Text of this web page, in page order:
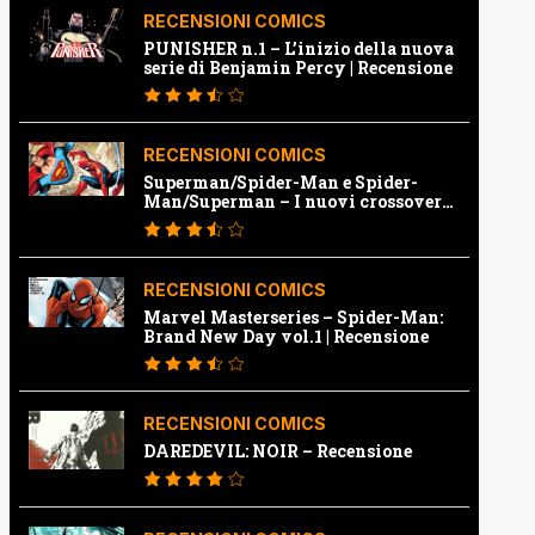
RECENSIONI COMICS
PUNISHER n.1 – L’inizio della nuova
serie di Benjamin Percy | Recensione
RECENSIONI COMICS
Superman/Spider-Man e Spider-
Man/Superman – I nuovi crossover
Marvel e Dc | Recensione
RECENSIONI COMICS
Marvel Masterseries – Spider-Man:
Brand New Day vol.1 | Recensione
RECENSIONI COMICS
DAREDEVIL: NOIR – Recensione